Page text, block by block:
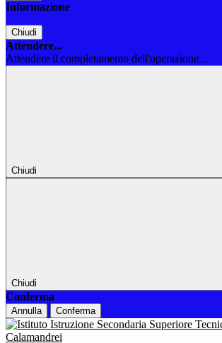
Informazione
Chiudi
Attendere...
Attendere il completamento dell'operazione...
Chiudi
Chiudi
Conferma
Annulla Conferma